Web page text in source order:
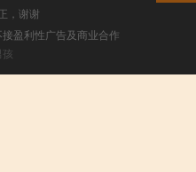
，谢谢
盈利性广告及商业合作